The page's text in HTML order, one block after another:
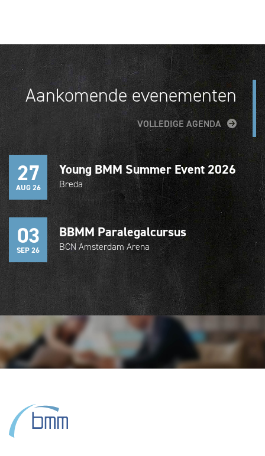
Aankomende evenementen
VOLLEDIGE AGENDA
27
AUG 26
Young BMM Summer Event 2026
Breda
03
SEP 26
BBMM Paralegalcursus
BCN Amsterdam Arena